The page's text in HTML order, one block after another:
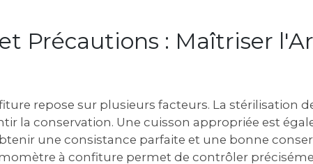
et Précautions : Maîtriser
repose sur plusieurs facteurs. La stérilisation
la conservation. Une cuisson appropriée est
une consistance parfaite et une bonne
à confiture permet de contrôler